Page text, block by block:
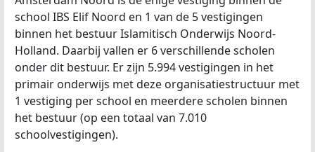
school IBS Elif Noord en 1 van de 5 vestigingen
binnen het bestuur Islamitisch Onderwijs Noord-
Holland. Daarbij vallen er 6 verschillende scholen
onder dit bestuur. Er zijn 5.994 vestigingen in het
primair onderwijs met deze organisatiestructuur met
1 vestiging per school en meerdere scholen binnen
het bestuur (op een totaal van 7.010
schoolvestigingen).